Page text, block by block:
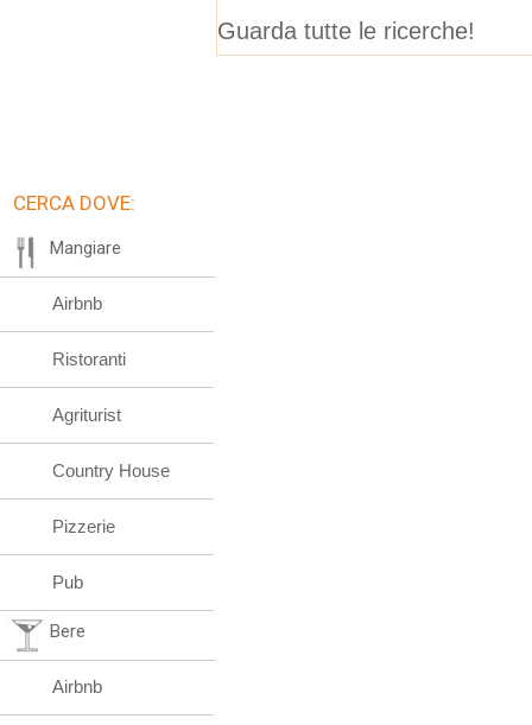
Guarda tutte le ricerche!
CERCA DOVE:
Mangiare
Airbnb
Ristoranti
Agriturist
Country House
Pizzerie
Pub
Bere
Airbnb